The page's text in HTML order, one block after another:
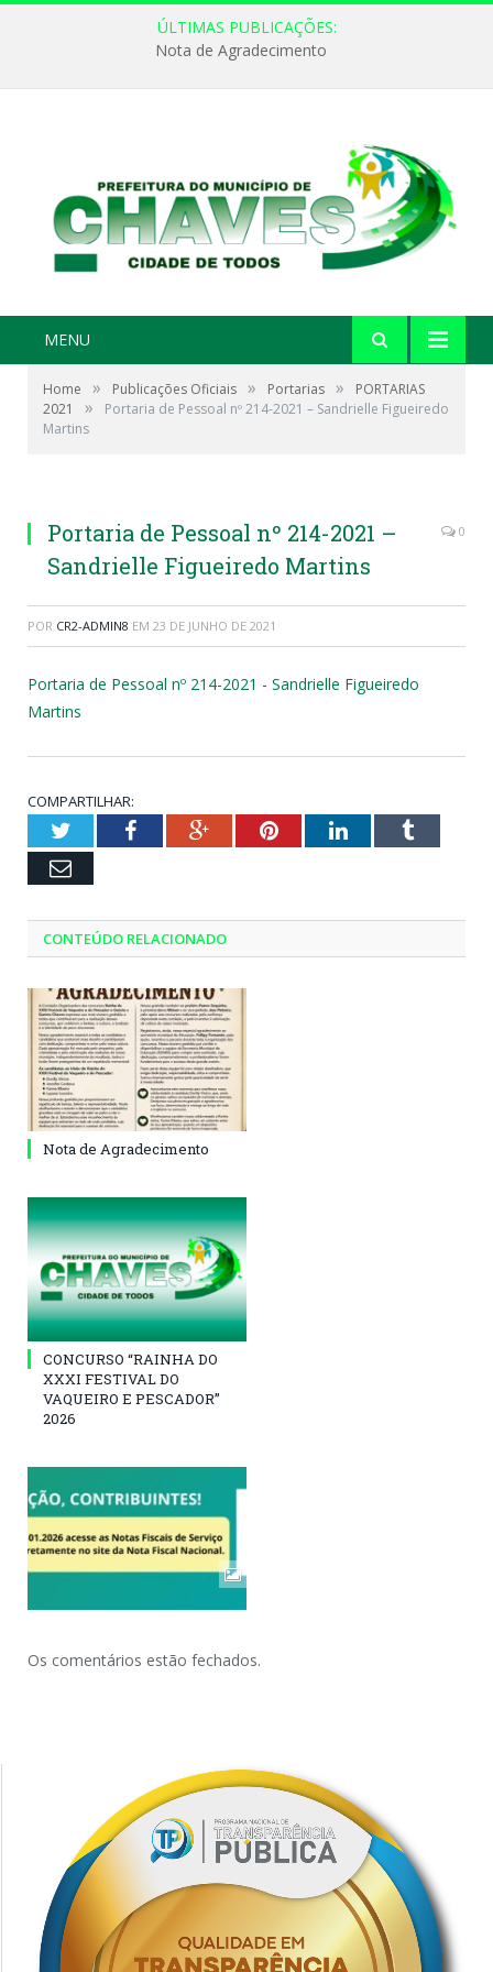
ÚLTIMAS PUBLICAÇÕES:
Nota de Agradecimento
MENU
Home » Publicações Oficiais » Portarias »
PORTARIAS
2021
»
Portaria de Pessoal nº 214-2021 – Sandrielle Figueiredo
Martins
Portaria de Pessoal nº 214-2021 –
Sandrielle Figueiredo Martins
0
POR CR2-ADMIN8 EM 23 DE JUNHO DE 2021
Portaria de Pessoal nº 214-2021 - Sandrielle Figueiredo
Martins
COMPARTILHAR:
TwitterFacebookGoogle+PinterestLinkedInTumblr
Email
CONTEÚDO RELACIONADO
Nota de Agradecimento
CONCURSO “RAINHA DO
XXXI FESTIVAL DO
VAQUEIRO E PESCADOR”
2026
Os comentários estão fechados.